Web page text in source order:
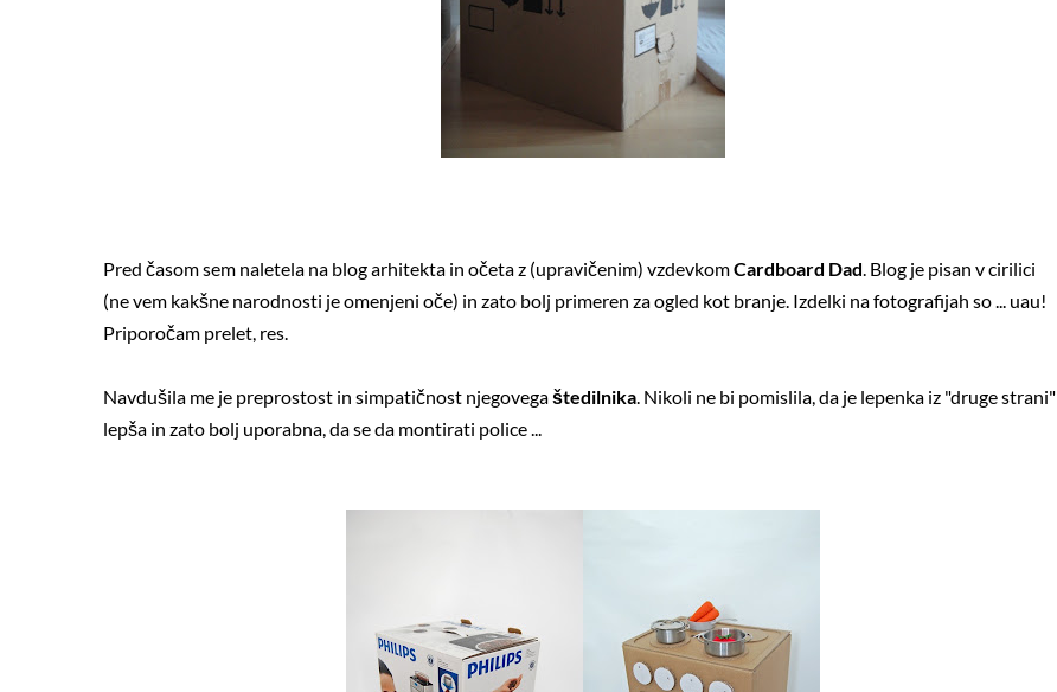
Pred časom sem naletela na blog arhitekta in očeta z (upravičenim) vzdevkomCardboard Dad . Blog je pisan v cirilici
(ne vem kakšne narodnosti je omenjeni oče) in zato bolj primeren za ogled kot branje. Izdelki na fotografijah so ... uau!
Priporočam prelet, res.
Navdušila me je preprostost in simpatičnost njegovegaštedilnika . Nikoli ne bi pomislila, da je lepenka iz "druge strani"
lepša in zato bolj uporabna, da se da montirati police ...